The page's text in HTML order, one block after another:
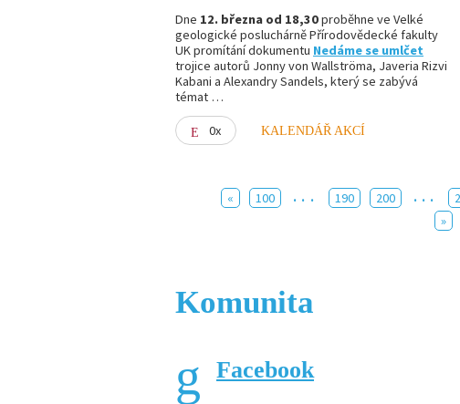
Dne 12. března od 18,30proběhne ve Velké
geologické posluchárně Přírodovědecké fakulty
UK promítání dokumentu Nedáme se umlčet
trojice autorů Jonny von Wallströma, Javeria Rizvi
Kabani a Alexandry Sandels, který se zabývá
témat …
0x KALENDÁŘ AKCÍ
« 100 ... 190 200 ...
»
Komunita
Facebook